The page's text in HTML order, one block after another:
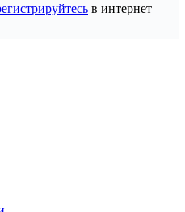
в интернет